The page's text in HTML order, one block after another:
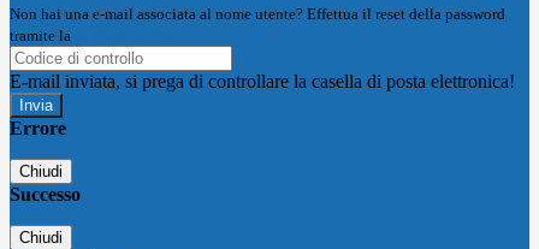
Non hai una e-mail associata al nome utente? Effettua il reset della password
tramite la
E-mail inviata, si prega di controllare la casella di posta elettronica!
Errore
Chiudi
Successo
Chiudi